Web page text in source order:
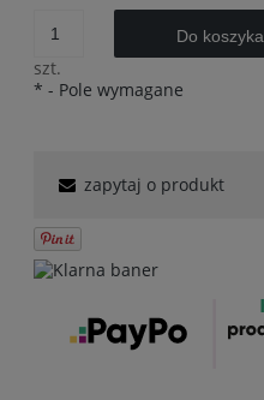
szt.
Do koszyka
* - Pole wymagane
zapytaj o produkt